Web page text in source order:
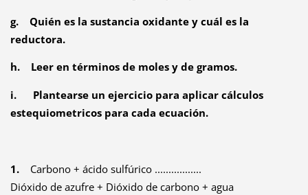
g. Quién es la sustancia oxidante y cuál es la
reductora.
h. Leer en términos de moles y de gramos.
i. Plantearse un ejercicio para aplicar cálculos
estequiometricos para cada ecuación.
1. Carbono + ácido sulfúrico .................
Dióxido de azufre + Dióxido de carbono + agua